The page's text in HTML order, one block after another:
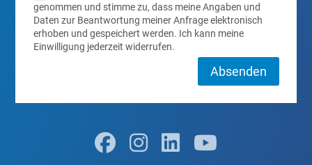
genommen und stimme zu, dass meine Angaben und
Daten zur Beantwortung meiner Anfrage elektronisch
erhoben und gespeichert werden. Ich kann meine
Einwilligung jederzeit widerrufen.
Absenden